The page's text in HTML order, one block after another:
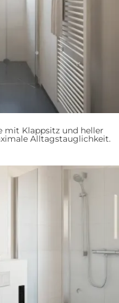
mit Klappsitz und heller
Alltagstauglichkeit.